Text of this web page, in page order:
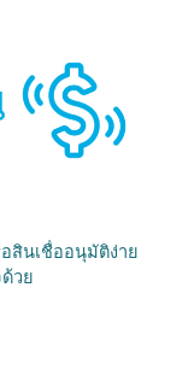
สินเชื่ออนุมัติง่าย
วย